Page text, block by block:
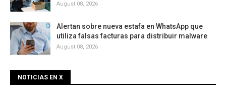
August 08, 2026
Alertan sobre nueva estafa en WhatsApp que
utiliza falsas facturas para distribuir malware
August 08, 2026
NOTICIAS EN X